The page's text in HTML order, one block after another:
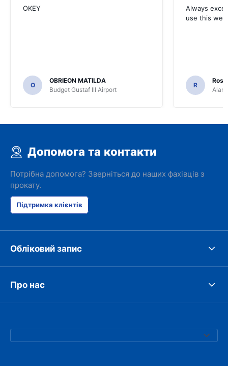
OKEY
O
OBRIEON MATILDA
Budget Gustaf III Airport
Always
use this
R
Допомога та контакти
Потрібна допомога? Зверніться до наших фахівців з
прокату.
Підтримка клієнтів
Обліковий запис
Про нас